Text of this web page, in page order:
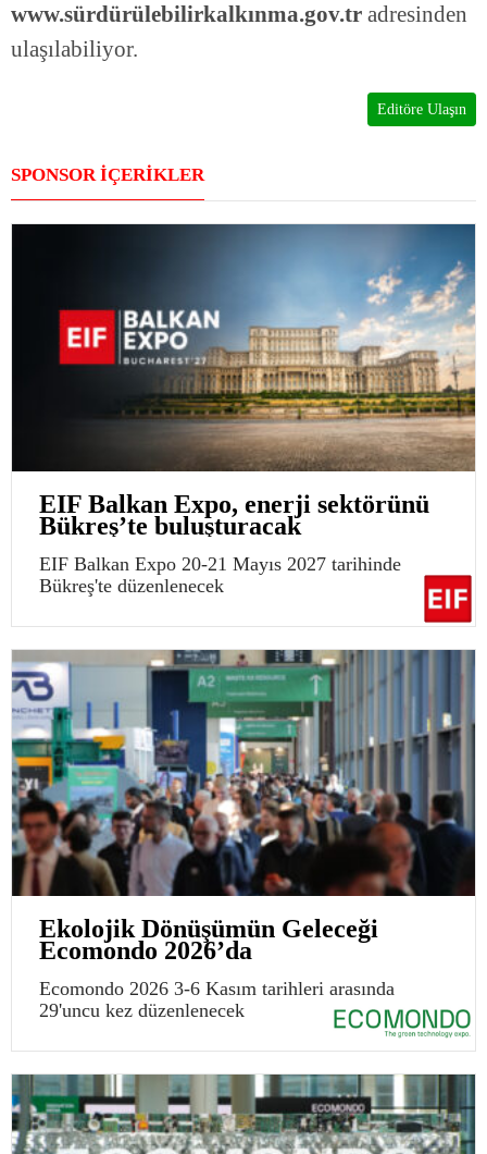
www.sürdürülebilirkalkınma.gov.tr adresinden
ulaşılabiliyor.
Editöre Ulaşın
SPONSOR İÇERİKLER
EIF Balkan Expo, enerji sektörünü
Bükreş’te buluşturacak
EIF Balkan Expo 20-21 Mayıs 2027 tarihinde
Bükreş'te düzenlenecek
Ekolojik Dönüşümün Geleceği
Ecomondo 2026’da
Ecomondo 2026 3-6 Kasım tarihleri arasında
29'uncu kez düzenlenecek